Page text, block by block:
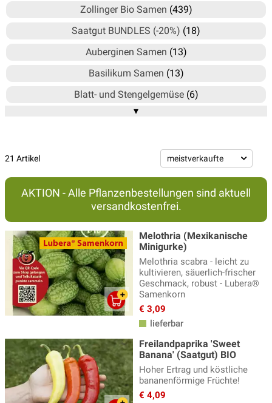
Zollinger Bio Samen (439)
Saatgut BUNDLES (-20%) (18)
Auberginen Samen (13)
Basilikum Samen (13)
Blatt- und Stengelgemüse(6)
Blumen Samen
(10)
Culinaris Saatgut(100)
Culinaris Saatgut-Box(7)
Erbsen Samen(16)
Fenchel Samen(6)
Fruchtgemüse Samen(206)
Gemüsevielfalt, Raritäten(23)
Gründüngung(25)
Gurken Samen(18)
Karotten Samen(18)
Katzengras Samen(2)
Kohl Samen (43)
▾
21 Artikel
AKTION - Alle Pflanzenbestellungen sind aktuell
versandkostenfrei.
Melothria (Mexikanische
Minigurke)
Melothria scabra - leicht zu
kultivieren, säuerlich-frischer
Geschmack, robust - Lubera®
Samenkorn
€ 3,09
lieferbar
Freilandpaprika 'Sweet
Banana' (Saatgut) BIO
Hoher Ertrag und köstliche
bananenförmige Früchte!
€ 4,09